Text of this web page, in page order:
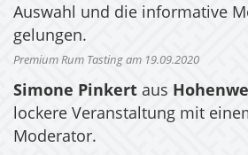
Auswahl und die informative
gelungen.
Premium Rum Tasting am 19.09.2020
Simone Pinkert aus
lockere Veranstaltung mit
Moderator.